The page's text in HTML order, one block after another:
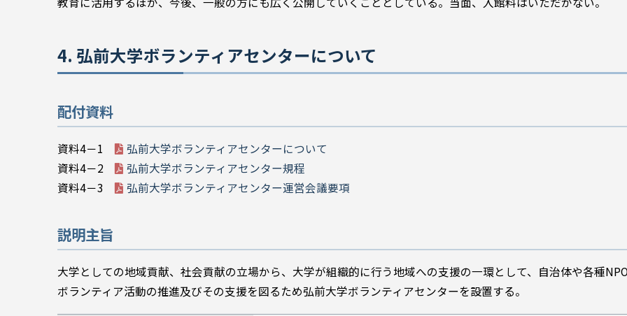
4. 弘前大学ボランティアセンターについて
配付資料
資料4－1
弘前大学ボランティアセンターについて
資料4－2
弘前大学ボランティアセンター規程
資料4－3
弘前大学ボランティアセンター運営会議要項
説明主旨
大学としての地域貢献、社会貢献の立場から、大学が組織的に行う地域への支援の一環として、自治体や各種NPO
ボランティア活動の推進及びその支援を図るため弘前大学ボランティアセンターを設置する。